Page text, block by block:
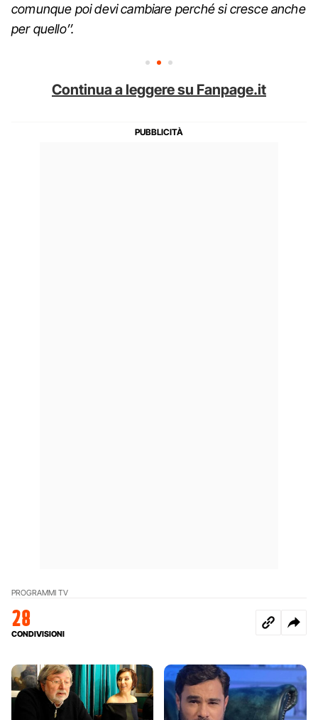
comunque poi devi cambiare perché si cresce anche
per quello’’.
Continua a leggere su Fanpage.it
PROGRAMMI TV
28
CONDIVISIONI